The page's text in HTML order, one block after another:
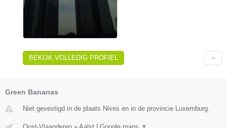
BEKIJK VOLLEDIG PROFIEL
Green Bananas
Niet gevestigd in de plaats Nives en in de provincie Luxemburg.